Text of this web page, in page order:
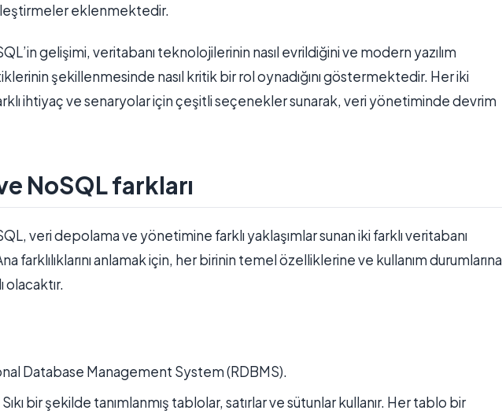
eklenmektedir.
gelişimi, veritabanı teknolojilerinin nasıl evrildiğini ve modern yazılım
şekillenmesinde nasıl kritik bir rol oynadığını göstermektedir. Her iki
ihtiyaç ve senaryolar için çeşitli seçenekler sunarak, veri yönetiminde devrim
NoSQL farkları
veri depolama ve yönetimine farklı yaklaşımlar sunan iki farklı veritabanı
farklılıklarını anlamak için, her birinin temel özelliklerine ve kullanım durumlarına
olacaktır.
Database Management System (RDBMS).
Sıkı bir şekilde tanımlanmış tablolar, satırlar ve sütunlar kullanır. Her tablo bir